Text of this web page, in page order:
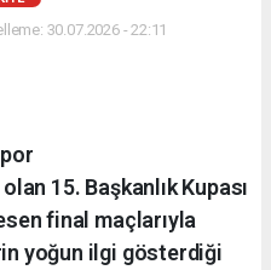
30.07.2026 - 22:11
15. Başkanlık Kupası
final maçlarıyla
yoğun ilgi gösterdiği